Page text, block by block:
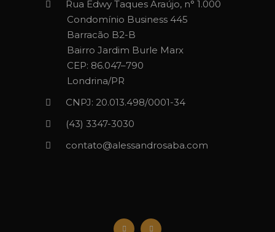
Rua Edwy Taques Araújo, n° 1.000
Condomínio Business 445
Barracão B2-B
Bairro Jardim Burle Marx
CEP: 86.047–790
Londrina/PR
CNPJ: 20.013.498/0001-34
(43) 3347-3030‬‬
contato@alessandrosaba.com